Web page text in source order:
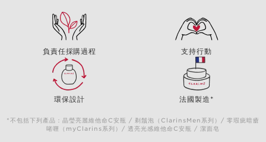
負責任採購過程 支持行動
環保設計 法國製造*
*不包括下列產品：晶瑩亮麗維他命C安瓶 / 剃鬚泡（ClarinsMen系列）/ 零瑕疵暗瘡
啫喱（myClarins系列）/ 透亮光感維他命C安瓶 / 潔面皂